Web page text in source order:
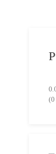
(0